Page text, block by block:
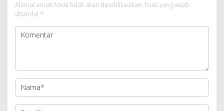
Alamat email Anda tidak akan dipublikasikan. Ruas yang wajib
ditandai *